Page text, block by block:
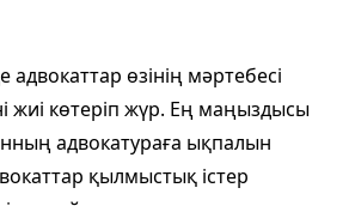
адвокаттар өзінің мәртебесі
жиі көтеріп жүр. Ең маңыздысы
адвокатураға ықпалын
қылмыстық істер